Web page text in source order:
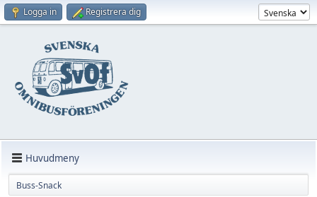
Logga in Registrera dig
Huvudmeny
Buss-Snack